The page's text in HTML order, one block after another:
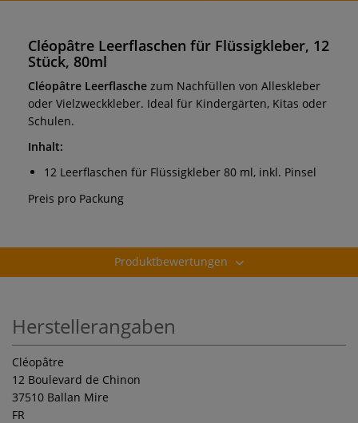
Cléopâtre Leerflaschen für Flüssigkleber, 12
Stück, 80ml
Cléopâtre Leerflasche zum Nachfüllen von Alleskleber
oder Vielzweckkleber. Ideal für Kindergärten, Kitas oder
Schulen.
Inhalt:
12 Leerflaschen für Flüssigkleber 80 ml, inkl. Pinsel
Preis pro Packung
Produktbewertungen
Herstellerangaben
Cléopâtre
12 Boulevard de Chinon
37510 Ballan Mire
FR